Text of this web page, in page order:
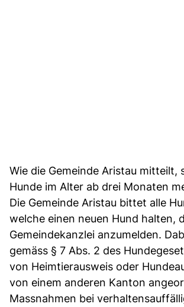
Wie die Gemeinde Aristau mitteilt,
Hunde im Alter ab drei Monaten
Die Gemeinde Aristau bittet alle
welche einen neuen Hund halten,
Gemeindekanzlei anzumelden.
gemäss § 7 Abs. 2 des
von Heimtierausweis oder
von einem anderen Kanton
Massnahmen bei